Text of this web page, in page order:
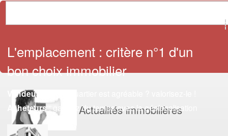
L'emplacement : critère n°1 d'un
bon choix immobilier
Vendeurs
Acheteurs: gagnez du temps avec la géolocalisation
Actualités immobilières